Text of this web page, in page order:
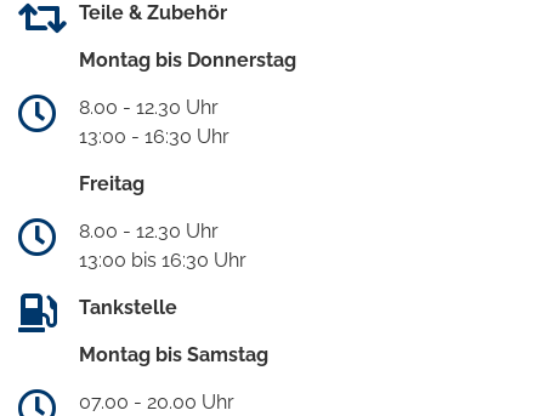
Teile & Zubehör
Montag bis Donnerstag
8.00 - 12.30 Uhr
13:00 - 16:30 Uhr
Freitag
8.00 - 12.30 Uhr
13:00 bis 16:30 Uhr
Tankstelle
Montag bis Samstag
07.00 - 20.00 Uhr